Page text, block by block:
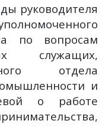
руководителя
по вопросам
служащих,
отдела
и
о работе